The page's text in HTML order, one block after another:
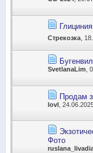
Стрекозка ,
SvetlanaLim ,
Продам
lovl ,
Фото